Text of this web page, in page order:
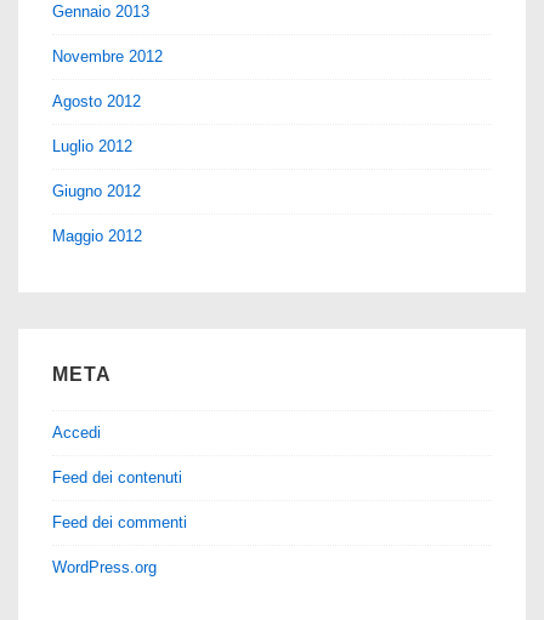
Gennaio 2013
Novembre 2012
Agosto 2012
Luglio 2012
Giugno 2012
Maggio 2012
META
Accedi
Feed dei contenuti
Feed dei commenti
WordPress.org